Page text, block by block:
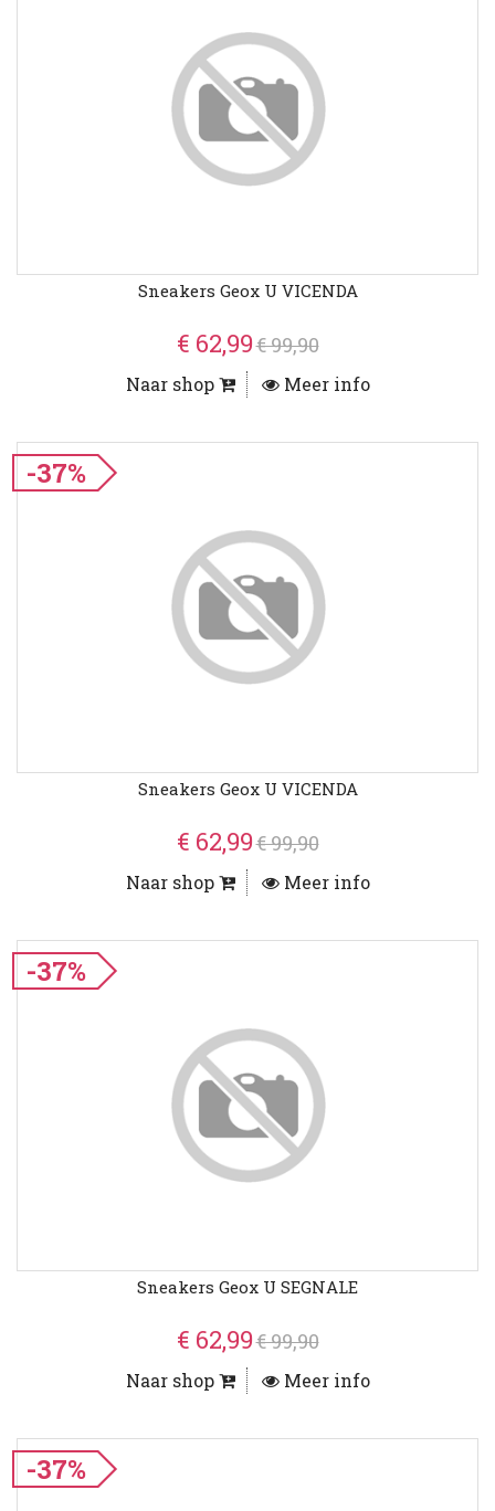
Sneakers Geox U VICENDA
€ 62,99€ 99,90
Naar shop Meer info
-37%
Sneakers Geox U VICENDA
€ 62,99€ 99,90
Naar shop Meer info
-37%
Sneakers Geox U SEGNALE
€ 62,99€ 99,90
Naar shop Meer info
-37%